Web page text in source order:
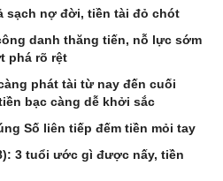
sạch nợ đời, tiền tài đỏ chót
danh thăng tiến, nỗ lực sớm
phá rõ rệt
phát tài từ nay đến cuối
bạc càng dễ khởi sắc
Số liên tiếp đếm tiền mỏi tay
3 tuổi ước gì được nấy, tiền